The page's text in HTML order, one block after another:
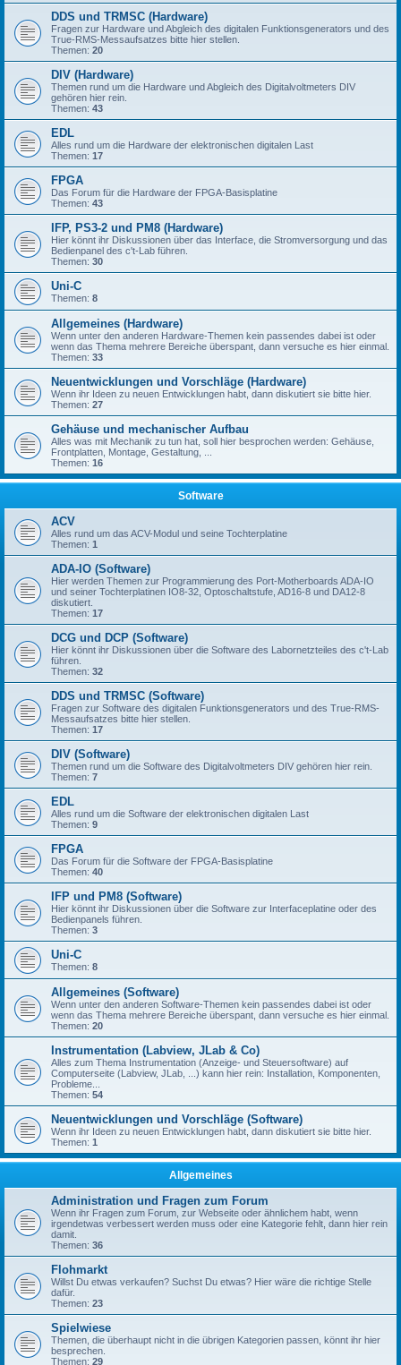
DDS und TRMSC (Hardware)
Fragen zur Hardware und Abgleich des digitalen Funktionsgenerators und des
True-RMS-Messaufsatzes bitte hier stellen.
Themen: 20
DIV (Hardware)
Themen rund um die Hardware und Abgleich des Digitalvoltmeters DIV
gehören hier rein.
Themen: 43
EDL
Alles rund um die Hardware der elektronischen digitalen Last
Themen: 17
FPGA
Das Forum für die Hardware der FPGA-Basisplatine
Themen: 43
IFP, PS3-2 und PM8 (Hardware)
Hier könnt ihr Diskussionen über das Interface, die Stromversorgung und das
Bedienpanel des c't-Lab führen.
Themen: 30
Uni-C
Themen: 8
Allgemeines (Hardware)
Wenn unter den anderen Hardware-Themen kein passendes dabei ist oder
wenn das Thema mehrere Bereiche überspant, dann versuche es hier einmal.
Themen: 33
Neuentwicklungen und Vorschläge (Hardware)
Wenn ihr Ideen zu neuen Entwicklungen habt, dann diskutiert sie bitte hier.
Themen: 27
Gehäuse und mechanischer Aufbau
Alles was mit Mechanik zu tun hat, soll hier besprochen werden: Gehäuse,
Frontplatten, Montage, Gestaltung, ...
Themen: 16
Software
ACV
Alles rund um das ACV-Modul und seine Tochterplatine
Themen: 1
ADA-IO (Software)
Hier werden Themen zur Programmierung des Port-Motherboards ADA-IO
und seiner Tochterplatinen IO8-32, Optoschaltstufe, AD16-8 und DA12-8
diskutiert.
Themen: 17
DCG und DCP (Software)
Hier könnt ihr Diskussionen über die Software des Labornetzteiles des c't-Lab
führen.
Themen: 32
DDS und TRMSC (Software)
Fragen zur Software des digitalen Funktionsgenerators und des True-RMS-
Messaufsatzes bitte hier stellen.
Themen: 17
DIV (Software)
Themen rund um die Software des Digitalvoltmeters DIV gehören hier rein.
Themen: 7
EDL
Alles rund um die Software der elektronischen digitalen Last
Themen: 9
FPGA
Das Forum für die Software der FPGA-Basisplatine
Themen: 40
IFP und PM8 (Software)
Hier könnt ihr Diskussionen über die Software zur Interfaceplatine oder des
Bedienpanels führen.
Themen: 3
Uni-C
Themen: 8
Allgemeines (Software)
Wenn unter den anderen Software-Themen kein passendes dabei ist oder
wenn das Thema mehrere Bereiche überspant, dann versuche es hier einmal.
Themen: 20
Instrumentation (Labview, JLab & Co)
Alles zum Thema Instrumentation (Anzeige- und Steuersoftware) auf
Computerseite (Labview, JLab, ...) kann hier rein: Installation, Komponenten,
Probleme...
Themen: 54
Neuentwicklungen und Vorschläge (Software)
Wenn ihr Ideen zu neuen Entwicklungen habt, dann diskutiert sie bitte hier.
Themen: 1
Allgemeines
Administration und Fragen zum Forum
Wenn ihr Fragen zum Forum, zur Webseite oder ähnlichem habt, wenn
irgendetwas verbessert werden muss oder eine Kategorie fehlt, dann hier rein
damit.
Themen: 36
Flohmarkt
Willst Du etwas verkaufen? Suchst Du etwas? Hier wäre die richtige Stelle
dafür.
Themen: 23
Spielwiese
Themen, die überhaupt nicht in die übrigen Kategorien passen, könnt ihr hier
besprechen.
Themen: 29